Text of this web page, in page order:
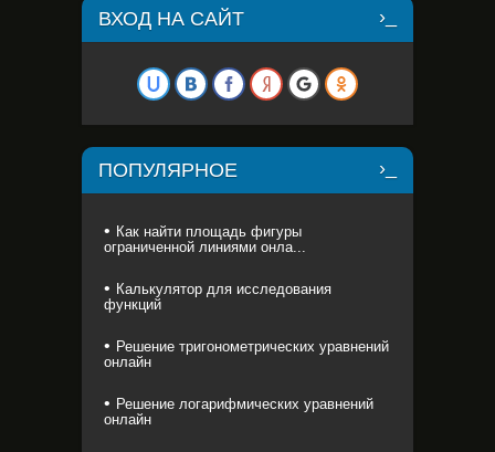
ВХОД НА САЙТ
ПОПУЛЯРНОЕ
Как найти площадь фигуры
ограниченной линиями онла...
Калькулятор для исследования
функций
Решение тригонометрических уравнений
онлайн
Решение логарифмических уравнений
онлайн